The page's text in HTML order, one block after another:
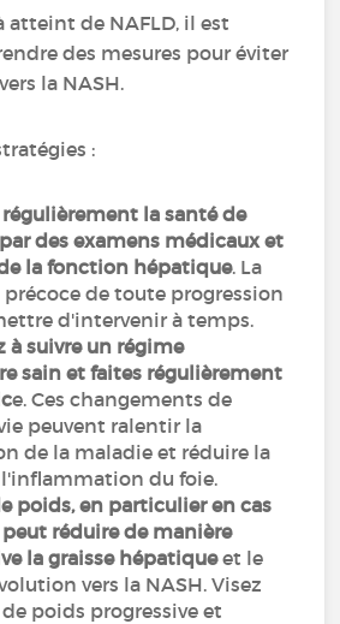
atteint de NAFLD, il est
des mesures pour éviter
la NASH.
:
la santé de
des examens médicaux et
la fonction hépatique. La
de toute progression
d'intervenir à temps.
à suivre un régime
sain et faites régulièrement
e. Ces changements de
peuvent ralentir la
de la maladie et réduire la
l'inflammation du foie.
poids, en particulier en cas
réduire de manière
la graisse hépatiqueet le
vers la NASH. Visez
poids progressive et